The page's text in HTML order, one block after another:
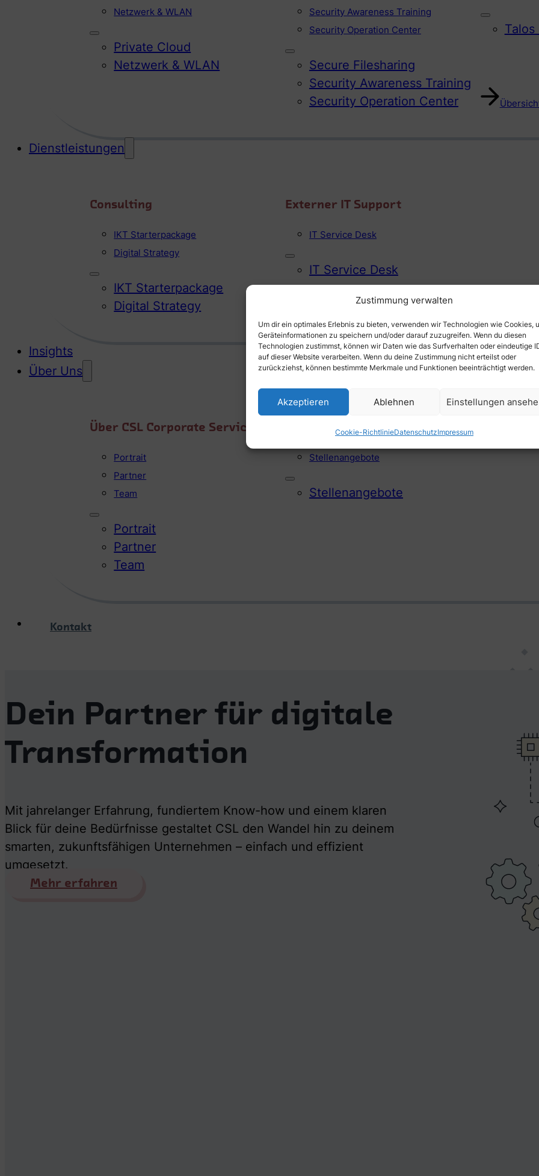
Zustimmung verwalten
Um dir ein optimales Erlebnis zu bieten, verwenden wir Technologien wie Cookies,
Geräteinformationen zu speichern und/oder darauf zuzugreifen. Wenn du diesen
Technologien zustimmst, können wir Daten wie das Surfverhalten oder eindeutige
auf dieser Website verarbeiten. Wenn du deine Zustimmung nicht erteilst oder
zurückziehst, können bestimmte Merkmale und Funktionen beeinträchtigt werden.
Akzeptieren Ablehnen Einstellungen
Cookie-RichtlinieDatenschutzImpressum
Netzwerk & WLAN
Private Cloud
Netzwerk & WLAN
Security Awareness Training
Security Operation Center
Secure Filesharing
Security Awareness Training
Security Operation Center
Dienstleistungen
Consulting
IKT Starterpackage
Digital Strategy
IKT Starterpackage
Digital Strategy
Externer IT Support
IT Service Desk
IT Service Desk
Insights
Über Uns
Über CSL Corporate Services
Portrait
Partner
Team
Portrait
Partner
Team
Offene Stellen
Stellen­angebote
Stellen­angebote
Kontakt
Dein Partner für digitale
Transformation
Mit jahrelanger Erfahrung, fundiertem Know-how und einem klaren
Blick für deine Bedürfnisse gestaltet CSL den Wandel hin zu deinem
smarten, zukunftsfähigen Unternehmen – einfach und effizient
umgesetzt.
Mehr erfahren